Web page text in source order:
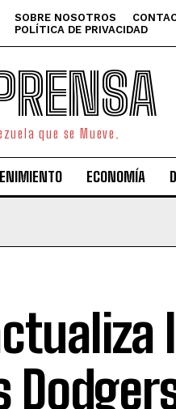
SOBRE NOSOTROS
POLÍTICA DE PRIVACIDAD
que se Mueve.
ECONOMÍA